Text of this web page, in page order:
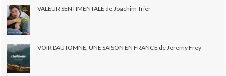
VALEUR SENTIMENTALE de Joachim Trier
VOIR L'AUTOMNE, UNE SAISON EN FRANCE de Jeremy Frey